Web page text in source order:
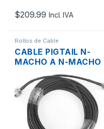
$209.99 Incl. IVA
Rollos de Cable
CABLE PIGTAIL N-
MACHO A N-MACHO